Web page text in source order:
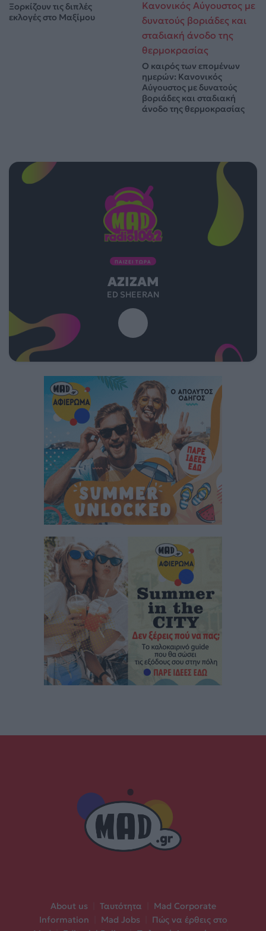
Ξορκίζουν τις διπλές
εκλογές στο Μαξίμου
Ο καιρός των επομένων
ημερών: Κανονικός
Αύγουστος με δυνατούς
βοριάδες και σταδιακή
άνοδο της θερμοκρασίας
ΠΑΙΖΕΙ ΤΩΡΑ
AZIZAM
ED SHEERAN
About us Ταυτότητα
Mad Corporate
Information
Mad Jobs
Πώς να έρθεις στο